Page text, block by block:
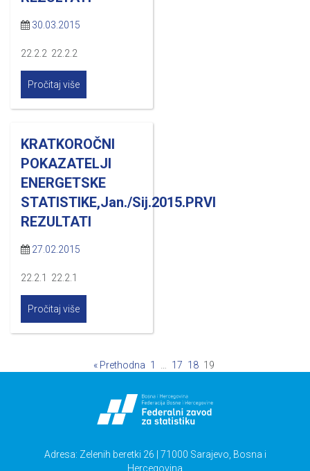
30.03.2015
22.2.2 22.2.2
Pročitaj više
KRATKOROČNI
POKAZATELJI
ENERGETSKE
STATISTIKE,Jan./Sij.2015.PRVI
REZULTATI
27.02.2015
22.2.1 22.2.1
Pročitaj više
« Prethodna 1 17 18 19
Adresa: Zelenih beretki 26 | 71000 Sarajevo, Bosna i
Hercegovina